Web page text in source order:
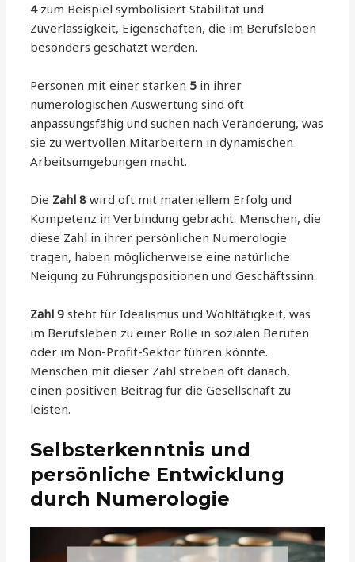
4zum Beispiel symbolisiert Stabilität und
Zuverlässigkeit, Eigenschaften, die im Berufsleben
besonders geschätzt werden.
Personen mit einer starken 5 in ihrer
numerologischen Auswertung sind oft
anpassungsfähig und suchen nach Veränderung, was
sie zu wertvollen Mitarbeitern in dynamischen
Arbeitsumgebungen macht.
Die Zahl 8 wird oft mit materiellem Erfolg und
Kompetenz in Verbindung gebracht. Menschen, die
diese Zahl in ihrer persönlichen Numerologie
tragen, haben möglicherweise eine natürliche
Neigung zu Führungspositionen und Geschäftssinn.
Zahl 9 steht für Idealismus und Wohltätigkeit, was
im Berufsleben zu einer Rolle in sozialen Berufen
oder im Non-Profit-Sektor führen könnte.
Menschen mit dieser Zahl streben oft danach,
einen positiven Beitrag für die Gesellschaft zu
leisten.
Selbsterkenntnis und
persönliche Entwicklung
durch Numerologie